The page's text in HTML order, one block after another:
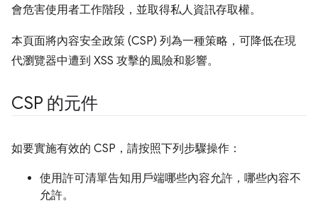
會危害使用者工作階段，並取得私人資訊存取權。
本頁面將內容安全政策 (CSP) 列為一種策略，可降低在現
代瀏覽器中遭到 XSS 攻擊的風險和影響。
CSP 的元件
如要實施有效的 CSP，請按照下列步驟操作：
使用許可清單告知用戶端哪些內容允許，哪些內容不
允許。